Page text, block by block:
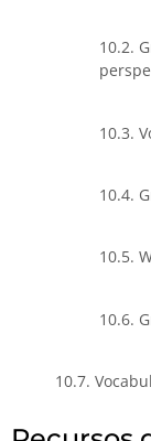
10.2.
10.3.
10.4.
10.5.
10.6.
10.7.